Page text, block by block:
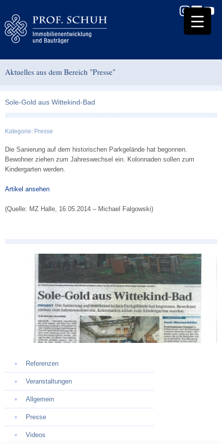
Aktuelles aus dem Bereich "Presse"
Sole-Gold aus Wittekind-Bad
Kategorie: Presse
Die Sanierung auf dem historischen Parkgelände hat begonnen.
Bewohner ziehen zum Jahreswechsel ein. Kolonnaden sollen zum
Kindergarten werden.
Artikel ansehen
(Quelle: MZ Halle, 16.05.2014 – Michael Falgowski)
Referenzen
Veranstaltungen
Allgemein
Presse
Videos